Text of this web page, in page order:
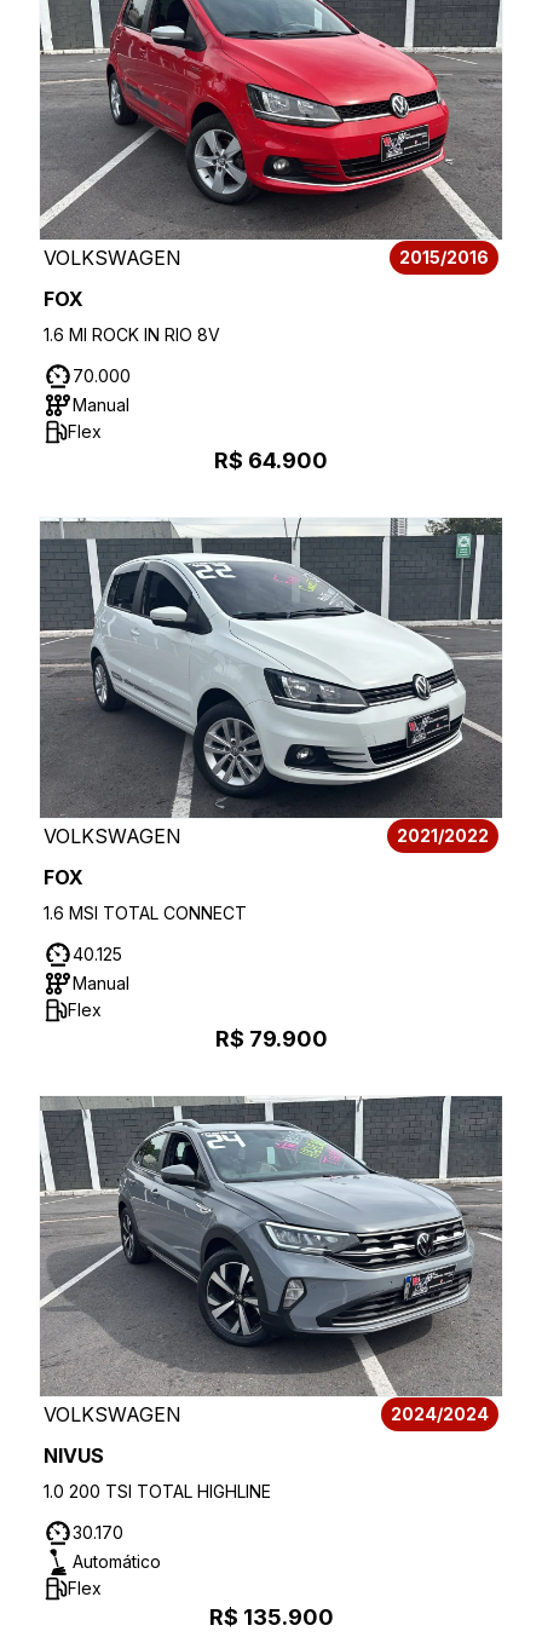
VOLKSWAGEN 2015/2016
FOX
1.6 MI ROCK IN RIO 8V
70.000
Manual
Flex
R$ 64.900
VOLKSWAGEN 2021/2022
FOX
1.6 MSI TOTAL CONNECT
40.125
Manual
Flex
R$ 79.900
VOLKSWAGEN 2024/2024
NIVUS
1.0 200 TSI TOTAL HIGHLINE
30.170
Automático
Flex
R$ 135.900